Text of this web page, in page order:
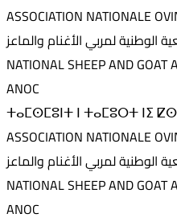
ASSOCIATION NATIONALE
الوطنية لمربي الأغنام والماعز
NATIONAL SHEEP AND GOAT
ANOC
ⵜⴰⵎⵙⵎⵓⵏⵜ ⵏ ⵜⴰⵎⵓⵔⵜ ⵏⵉ
ASSOCIATION NATIONALE
الوطنية لمربي الأغنام والماعز
NATIONAL SHEEP AND GOAT
ANOC